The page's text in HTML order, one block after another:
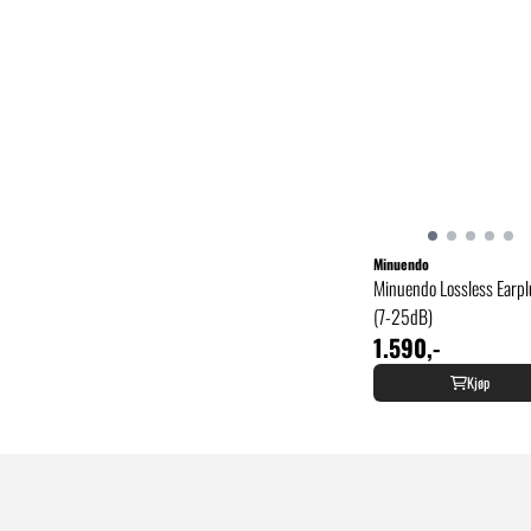
Minuendo
Minuendo Lossless
(7-25dB)
1.590,-
Kjøp